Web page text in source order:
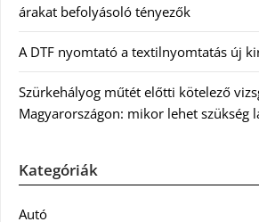
árakat befolyásoló tényezők
A DTF nyomtató a textilnyomtatás új
Szürkehályog műtét előtti kötelező
Magyarországon: mikor lehet szükség
Kategóriák
Autó